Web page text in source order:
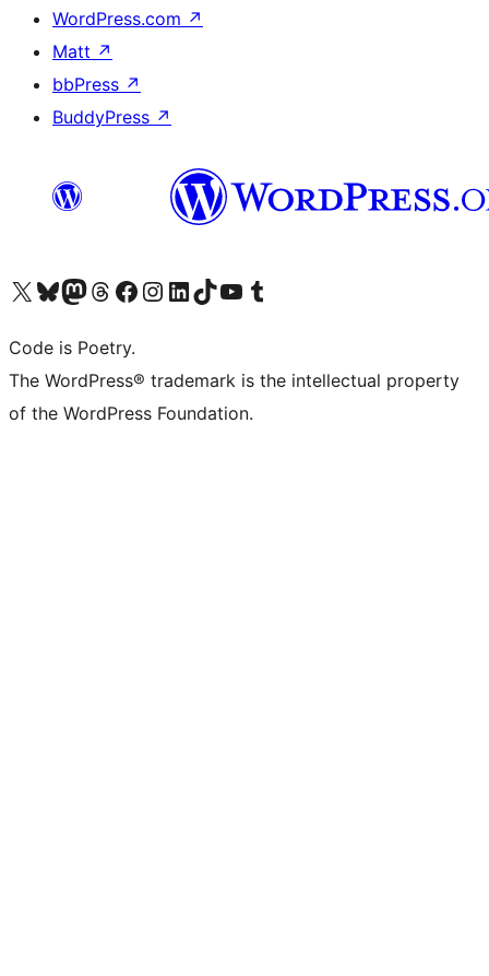
WordPress.com ↗
Matt ↗
bbPress ↗
BuddyPress ↗
Visit our X (formerly Twitter) account
Visit our Bluesky account
Visit our Mastodon account
Visit our Threads account
Visit our Facebook page
Visit our Instagram account
Visit our LinkedIn account
Visit our TikTok account
Visit our YouTube channel
Visit our Tumblr account
Code is Poetry.
The WordPress® trademark is the intellectual property
of the WordPress Foundation.